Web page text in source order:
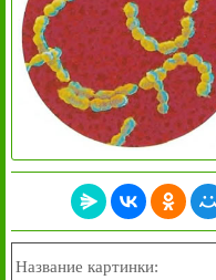
Название картинки: